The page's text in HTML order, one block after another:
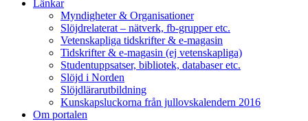
Länkar
Myndigheter & Organisationer
Slöjdrelaterat – nätverk, fb-grupper etc.
Vetenskapliga tidskrifter & e-magasin
Tidskrifter & e-magasin (ej vetenskapliga)
Studentuppsatser, bibliotek, databaser etc.
Slöjd i Norden
Slöjdlärarutbildning
Kunskapsluckorna från jullovskalendern 2016
Om portalen